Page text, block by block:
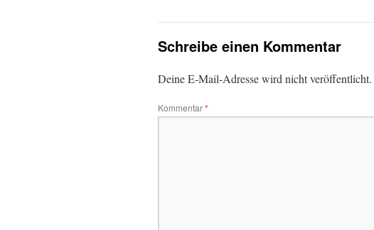
Schreibe einen Kommentar
Deine E-Mail-Adresse wird nicht veröffentlicht.
Kommentar*